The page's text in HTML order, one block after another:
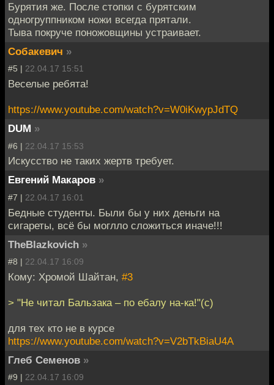
Бурятия же. После стопки с бурятским
одногруппником ножи всегда прятали.
Тыва покруче поножовщины устраивает.
Собакевич »
#5 | 22.04.17 15:51
Веселые ребята!
https://www.youtube.com/watch?v=W0iKwypJdTQ
DUM »
#6 | 22.04.17 15:53
Искусство не таких жертв требует.
Евгений Макаров »
#7 | 22.04.17 16:01
Бедные студенты. Были бы у них деньги на
сигареты, всё бы моглло сложиться иначе!!!
TheBlazkovich »
#8 | 22.04.17 16:09
Кому: Хромой Шайтан, #3
> "Не читал Бальзака – по ебалу на-ка!"(с)
для тех кто не в курсе
https://www.youtube.com/watch?v=V2bTkBiaU4A
Глеб Семенов »
#9 | 22.04.17 16:09